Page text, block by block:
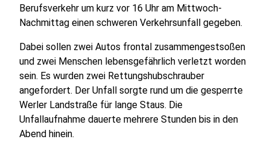
Berufsverkehr um kurz vor 16 Uhr am Mittwoch-
Nachmittag einen schweren Verkehrsunfall gegeben.
Dabei sollen zwei Autos frontal zusammengestsoßen
und zwei Menschen lebensgefährlich verletzt worden
sein. Es wurden zwei Rettungshubschrauber
angefordert. Der Unfall sorgte rund um die gesperrte
Werler Landstraße für lange Staus. Die
Unfallaufnahme dauerte mehrere Stunden bis in den
Abend hinein.